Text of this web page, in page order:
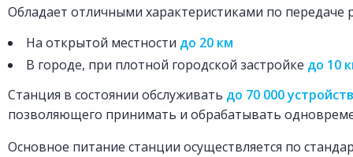
Обладает отличными характеристиками по передаче
На открытой местности до 20 км
В городе, при плотной городской застройке до 10
Станция в состоянии обслуживать до 70 000 устройств
позволяющего принимать и обрабатывать
Основное питание станции осуществляется по